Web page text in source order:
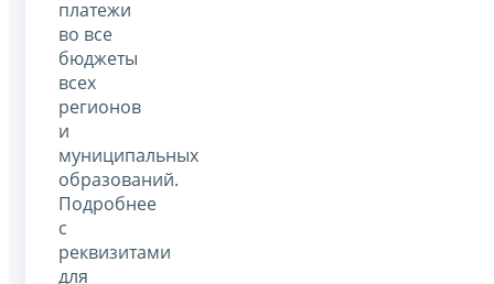
платежи
во все
бюджеты
всех
регионов
и
муниципальных
образований.
Подробнее
с
реквизитами
для